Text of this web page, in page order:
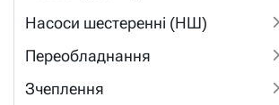
Насоси шестеренні (НШ)
Переобладнання
Зчеплення